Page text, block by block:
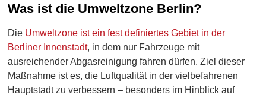
Was ist die Umweltzone Berlin?
Die Umweltzone ist ein fest definiertes Gebiet in der
Berliner Innenstadt, in dem nur Fahrzeuge mit
ausreichender Abgasreinigung fahren dürfen. Ziel dieser
Maßnahme ist es, die Luftqualität in der vielbefahrenen
Hauptstadt zu verbessern – besonders im Hinblick auf